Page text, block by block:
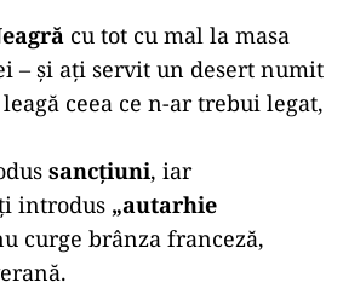
cu tot cu mal la masa
– și ați servit un desert numit
ceea ce n-ar trebui legat,
sancțiuni, iar
introdus „autarhie
curge brânza franceză,